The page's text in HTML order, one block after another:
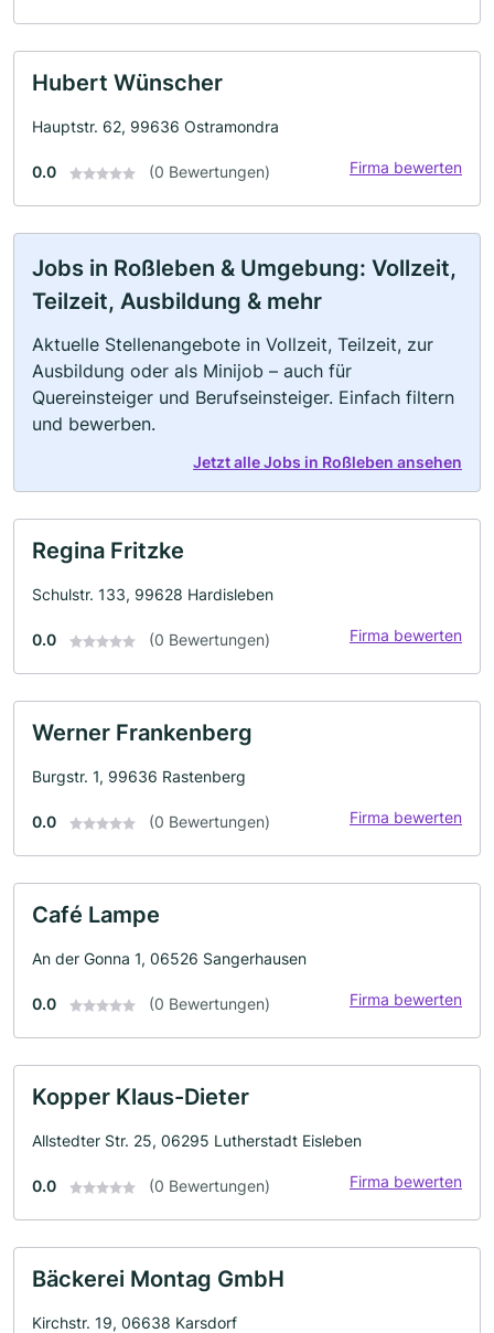
Hubert Wünscher
Hauptstr. 62, 99636 Ostramondra
0.0 (0 Bewertungen) Firma bewerten
Jobs in Roßleben & Umgebung: Vollzeit,
Teilzeit, Ausbildung & mehr
Aktuelle Stellenangebote in Vollzeit, Teilzeit, zur
Ausbildung oder als Minijob – auch für
Quereinsteiger und Berufseinsteiger. Einfach filtern
und bewerben.
Jetzt alle Jobs in Roßleben ansehen
Regina Fritzke
Schulstr. 133, 99628 Hardisleben
0.0 (0 Bewertungen) Firma bewerten
Werner Frankenberg
Burgstr. 1, 99636 Rastenberg
0.0 (0 Bewertungen) Firma bewerten
Café Lampe
An der Gonna 1, 06526 Sangerhausen
0.0 (0 Bewertungen) Firma bewerten
Kopper Klaus-Dieter
Allstedter Str. 25, 06295 Lutherstadt Eisleben
0.0 (0 Bewertungen) Firma bewerten
Bäckerei Montag GmbH
Kirchstr. 19, 06638 Karsdorf